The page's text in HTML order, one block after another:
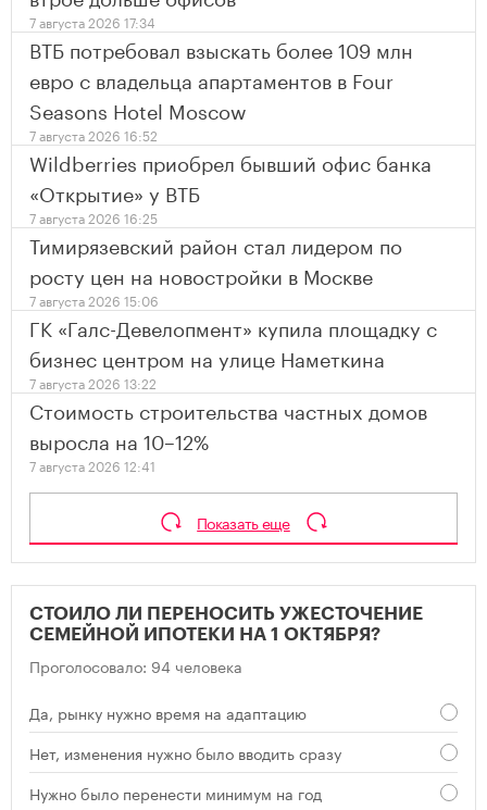
7 августа 2026 17:34
ВТБ потребовал взыскать более 109 млн
евро с владельца апартаментов в Four
Seasons Hotel Moscow
7 августа 2026 16:52
Wildberries приобрел бывший офис банка
«Открытие» у ВТБ
7 августа 2026 16:25
Тимирязевский район стал лидером по
росту цен на новостройки в Москве
7 августа 2026 15:06
ГК «Галс-Девелопмент» купила площадку с
бизнес центром на улице Наметкина
7 августа 2026 13:22
Стоимость строительства частных домов
выросла на 10–12%
7 августа 2026 12:41
Показать еще
СТОИЛО ЛИ ПЕРЕНОСИТЬ УЖЕСТОЧЕНИЕ
СЕМЕЙНОЙ ИПОТЕКИ НА 1 ОКТЯБРЯ?
Проголосовало: 94 человека
Да, рынку нужно время на адаптацию
Нет, изменения нужно было вводить сразу
Нужно было перенести минимум на год